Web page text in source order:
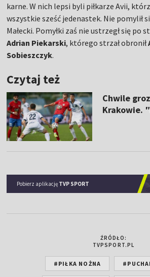
karne. W nich lepsi byli piłkarze Avii,
wszystkie sześć jedenastek. Nie pomylił
Małecki. Pomyłki zaś nie ustrzegł się po
Adrian Piekarski, którego strzał obronił
Sobieszczyk.
Czytaj też
Chwile
Krakowie.
Pobierz aplikację TVP SPORT
ŹRÓDŁO:
TVPSPORT.PL
#PIŁKA NOŻNA